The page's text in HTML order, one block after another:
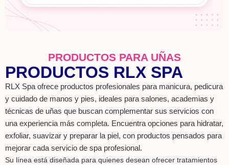
PRODUCTOS PARA UÑAS
PRODUCTOS RLX SPA
RLX Spa ofrece productos profesionales para manicura, pedicura
y cuidado de manos y pies, ideales para salones, academias y
técnicas de uñas que buscan complementar sus servicios con
una experiencia más completa. Encuentra opciones para hidratar,
exfoliar, suavizar y preparar la piel, con productos pensados para
mejorar cada servicio de spa profesional.
Su línea está diseñada para quienes desean ofrecer tratamientos